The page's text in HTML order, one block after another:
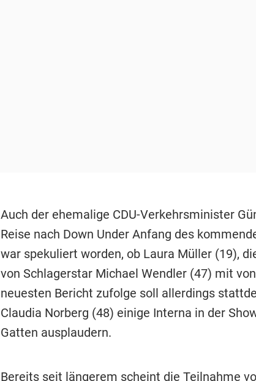
Auch der ehemalige CDU-Verkehrsminister
Reise nach Down Under Anfang des
war spekuliert worden, ob Laura Müller (19),
von Schlagerstar Michael Wendler (47) mit
neuesten Bericht zufolge soll allerdings
Claudia Norberg (48) einige Interna in der
Gatten ausplaudern.
Bereits seit längerem scheint die Teilnahme